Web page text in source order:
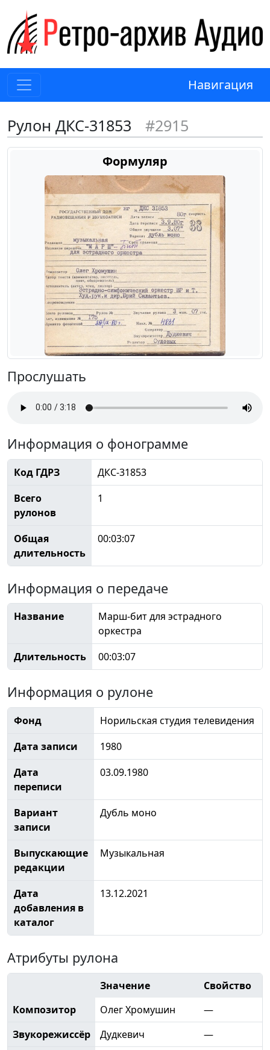
Навигация
Рулон ДКС-31853 #2915
Формуляр
Прослушать
Информация о фонограмме
Код ГДРЗ
ДКС-31853
Всего
рулонов
1
Общая
длительность
00:03:07
Информация о передаче
Название
Марш-бит для эстрадного
оркестра
Длительность
00:03:07
Информация о рулоне
Фонд
Норильская студия телевидения
Дата записи
1980
Дата
переписи
03.09.1980
Вариант
записи
Дубль моно
Выпускающие
редакции
Музыкальная
Дата
добавления в
каталог
13.12.2021
Атрибуты рулона
Значение
Свойство
Композитор
Олег Хромушин
—
Звукорежиссёр
Дудкевич
—